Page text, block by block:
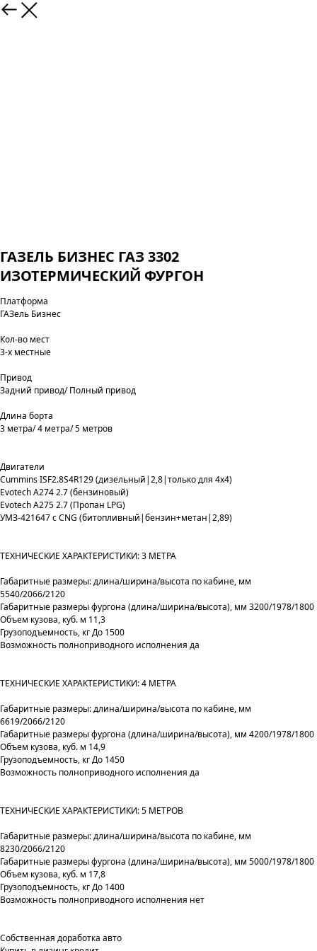
ГАЗЕЛЬ БИЗНЕС ГАЗ 3302
ИЗОТЕРМИЧЕСКИЙ ФУРГОН
Платформа
ГАЗель Бизнес
Кол-во мест
3-х местные
Привод
Задний привод/ Полный привод
Длина борта
3 метра/ 4 метра/ 5 метров
Двигатели
Cummins ISF2.8S4R129 (дизельный|2,8|только для 4х4)
Evotech A274 2.7 (бензиновый)
Evotech А275 2.7 (Пропан LPG)
УМЗ-421647 с CNG (битопливный|бензин+метан|2,89)
ТЕХНИЧЕСКИЕ ХАРАКТЕРИСТИКИ: 3 МЕТРА
Габаритные размеры: длина/ширина/высота по кабине, мм
5540/2066/2120
Габаритные размеры фургона (длина/ширина/высота), мм 3200/1978/1800
Объем кузова, куб. м 11,3
Грузоподъемность, кг До 1500
Возможность полноприводного исполнения да
ТЕХНИЧЕСКИЕ ХАРАКТЕРИСТИКИ: 4 МЕТРА
Габаритные размеры: длина/ширина/высота по кабине, мм
6619/2066/2120
Габаритные размеры фургона (длина/ширина/высота), мм 4200/1978/1800
Объем кузова, куб. м 14,9
Грузоподъемность, кг До 1450
Возможность полноприводного исполнения да
ТЕХНИЧЕСКИЕ ХАРАКТЕРИСТИКИ: 5 МЕТРОВ
Габаритные размеры: длина/ширина/высота по кабине, мм
8230/2066/2120
Габаритные размеры фургона (длина/ширина/высота), мм 5000/1978/1800
Объем кузова, куб. м 17,8
Грузоподъемность, кг До 1400
Возможность полноприводного исполнения нет
Собственная доработка авто